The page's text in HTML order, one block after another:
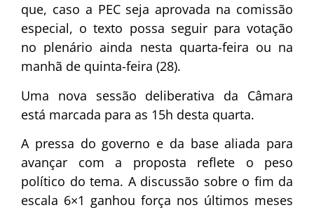
que, caso a PEC seja aprovada na comissão
especial, o texto possa seguir para votação
no plenário ainda nesta quarta-feira ou na
manhã de quinta-feira (28).
Uma nova sessão deliberativa da Câmara
está marcada para as 15h desta quarta.
A pressa do governo e da base aliada para
avançar com a proposta reflete o peso
político do tema. A discussão sobre o fim da
escala 6×1 ganhou força nos últimos meses